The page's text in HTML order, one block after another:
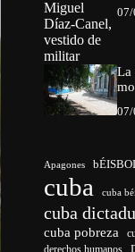
07/
La
07/
Apagones
cuba cuba
cuba
cuba pobreza
derechos humanos